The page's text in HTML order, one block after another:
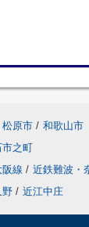
松原市 / 和歌山市
市之町
線 / 近鉄難波・
野 / 近江中庄